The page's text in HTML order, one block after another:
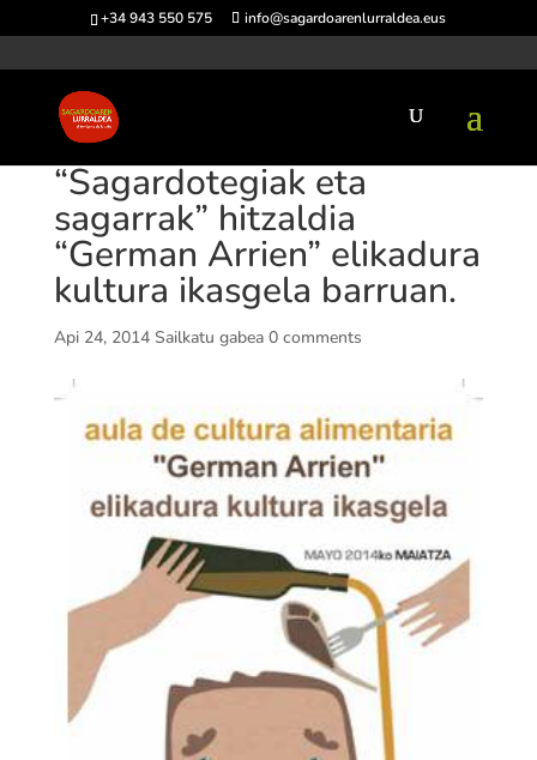
+34 943 550 575 info@sagardoarenlurraldea.eus
“Sagardotegiak eta
sagarrak” hitzaldia
“German Arrien” elikadura
kultura ikasgela barruan.
Api 24, 2014 Sailkatu gabea 0 comments